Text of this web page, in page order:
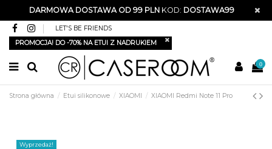
DARMOWA DOSTAWA OD 99 PLNKOD: DOSTAWA99
LET'S BE FRIENDS
PROMOCJA! DO -70% NA ETUI Z NADRUKIEM
0
Strona główna Etui silikonowe XIAOMI XIAOMI Redmi Note 11 Pro
Wyprzedaż!